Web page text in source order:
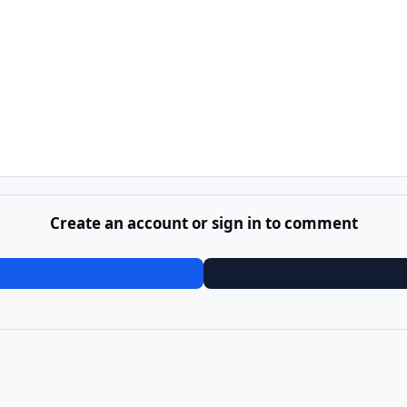
Create an account or sign in to comment